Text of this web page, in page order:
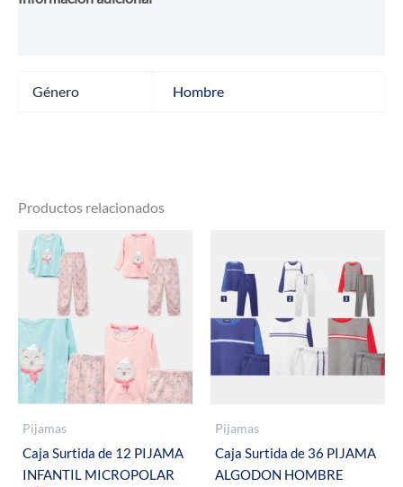
Género Hombre
Productos relacionados
Pijamas
Caja Surtida de 12 PIJAMA
INFANTIL MICROPOLAR
Pijamas
Caja Surtida de 36 PIJAMA
ALGODON HOMBRE